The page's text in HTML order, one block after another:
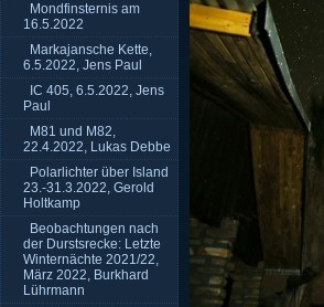
Mondfinsternis am
16.5.2022
Markajansche Kette,
6.5.2022, Jens Paul
IC 405, 6.5.2022, Jens
Paul
M81 und M82,
22.4.2022, Lukas Debbe
Polarlichter über Island
23.-31.3.2022, Gerold
Holtkamp
Beobachtungen nach
der Durstsrecke: Letzte
Winternächte 2021/22,
März 2022, Burkhard
Lührmann